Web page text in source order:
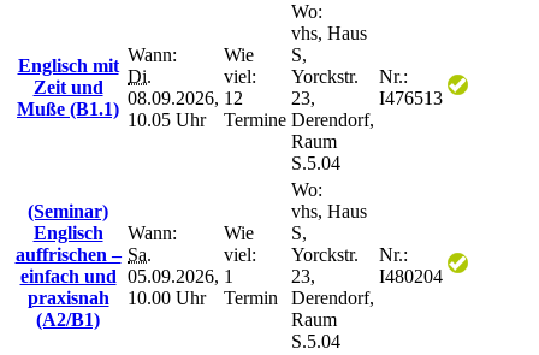
Englisch mit
Zeit und
Muße (B1.1)
Wann:
Di.
08.09.2026,
10.05 Uhr
Wie
viel:
12
Termine
Wo:
vhs, Haus
S,
Yorckstr.
23,
Derendorf,
Raum
S.5.04
Nr.:
I476513
(Seminar)
Englisch
auffrischen –
einfach und
praxisnah
(A2/B1)
Wann:
Sa.
05.09.2026,
10.00 Uhr
Wie
viel:
1
Termin
Wo:
vhs, Haus
S,
Yorckstr.
23,
Derendorf,
Raum
S.5.04
Nr.:
I480204